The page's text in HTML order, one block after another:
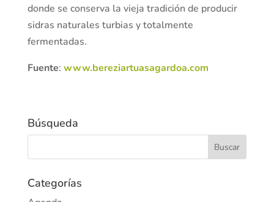
donde se conserva la vieja tradición de producir
sidras naturales turbias y totalmente
fermentadas.
Fuente: www.bereziartuasagardoa.com
Búsqueda
Categorías